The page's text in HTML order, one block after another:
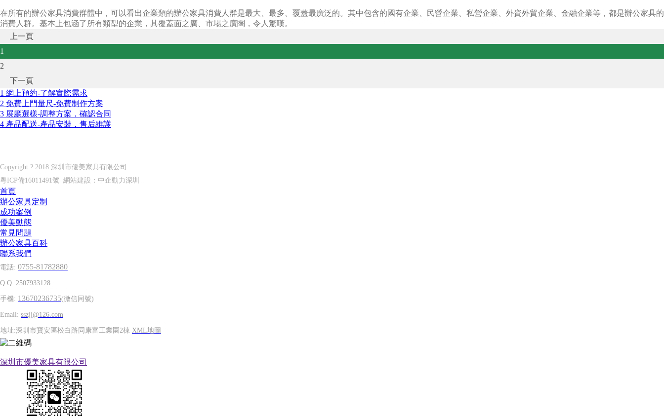
在所有的辦公家具消費群體中，可以看出企業類的辦公家具消費人群是最大、最多、覆蓋最廣泛的。其中包含的國有企業、民營企業、私營企業、外資外貿企業、金融企業等，都是辦公家具的
消費人群。基本上包涵了所有類型的企業，其覆蓋面之廣、市場之廣闊，令人驚嘆。
上一頁
1
2
下一頁
1 網上預約-了解實際需求
2 免費上門量尺-免費制作方案
3 展廳選樣-調整方案，確認合同
4 產品配送-產品安裝，售后維護
Copyright ? 2018 深圳市優美家具有限公司
粵ICP備16011491號 網站建設： 中企動力深圳
首頁
辦公家具定制
成功案例
優美動態
常見問題
辦公家具百科
聯系我們
電話: 0755-81782880
Q Q: 2507933128
手機: 13670236735(微信同號)
Email: sszjj@126.com
地址:深圳市寶安區松白路同康富工業園2棟 XML地圖
深圳市優美家具有限公司